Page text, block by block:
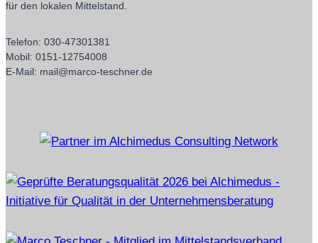
für den lokalen Mittelstand.
Telefon: 030-47301381
Mobil: 0151-12754008
E-Mail: mail@marco-teschner.de